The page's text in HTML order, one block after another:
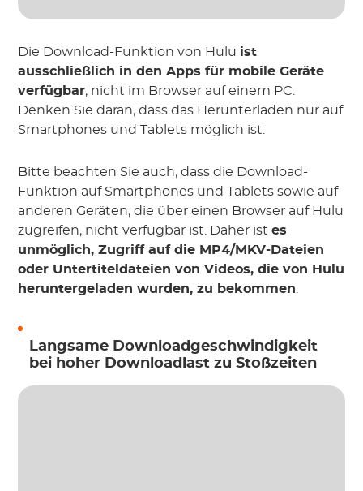
Die Download-Funktion von Hulu ist
ausschließlich in den Apps für mobile Geräte
verfügbar, nicht im Browser auf einem PC.
Denken Sie daran, dass das Herunterladen nur auf
Smartphones und Tablets möglich ist.
Bitte beachten Sie auch, dass die Download-
Funktion auf Smartphones und Tablets sowie auf
anderen Geräten, die über einen Browser auf Hulu
zugreifen, nicht verfügbar ist. Daher istes
unmöglich, Zugriff auf die MP4/MKV-Dateien
oder Untertiteldateien von Videos, die von Hulu
heruntergeladen wurden, zu bekommen
Langsame Downloadgeschwindigkeit
bei hoher Downloadlast zu Stoßzeiten